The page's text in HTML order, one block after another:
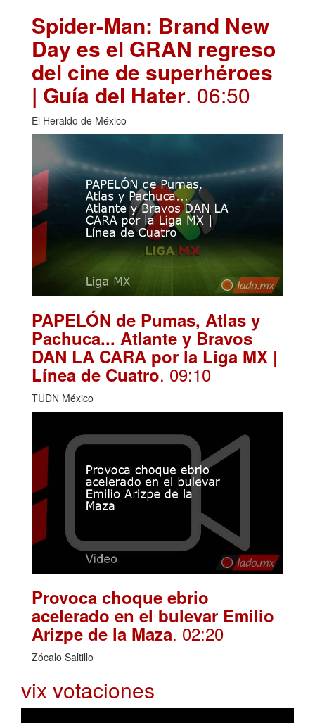
Spider-Man: Brand New
Day es el GRAN regreso
del cine de superhéroes
| Guía del Hater. 06:50
El Heraldo de México
PAPELÓN de Pumas, Atlas y
Pachuca... Atlante y Bravos
DAN LA CARA por la Liga MX |
Línea de Cuatro. 09:10
TUDN México
Provoca choque ebrio
acelerado en el bulevar Emilio
Arizpe de la Maza. 02:20
Zócalo Saltillo
vix votaciones